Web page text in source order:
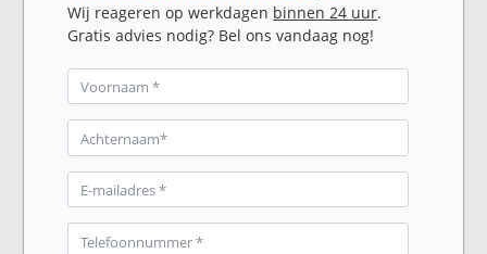
Wij reageren op werkdagen binnen 24 uur.
Gratis advies nodig? Bel ons vandaag nog!